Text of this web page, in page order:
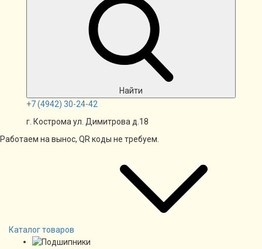
Найти
+7(4942) 30-24-42
г. Кострома ул. Димитрова д.18
Работаем на вынос, QR коды не требуем.
Каталог товаров